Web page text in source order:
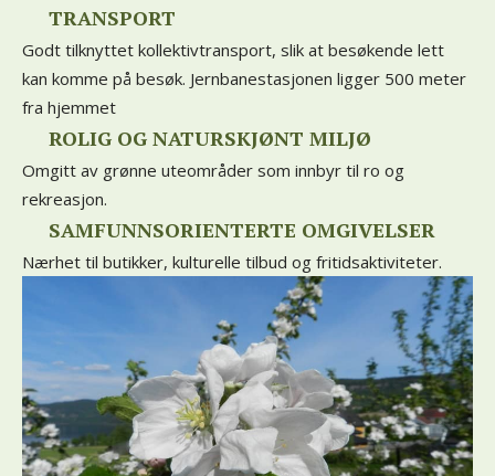
TRANSPORT
Godt tilknyttet kollektivtransport, slik at besøkende lett
kan komme på besøk. Jernbanestasjonen ligger 500 meter
fra hjemmet
ROLIG OG NATURSKJØNT MILJØ
Omgitt av grønne uteområder som innbyr til ro og
rekreasjon.
SAMFUNNSORIENTERTE OMGIVELSER
Nærhet til butikker, kulturelle tilbud og fritidsaktiviteter.